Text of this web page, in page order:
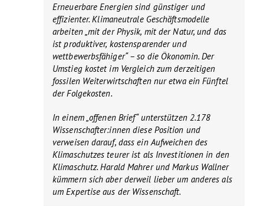
Erneuerbare Energien sind günstiger und
effizienter. Klimaneutrale Geschäftsmodelle
arbeiten „mit der Physik, mit der Natur, und das
ist produktiver, kostensparender und
wettbewerbsfähiger“ – so die Ökonomin. Der
Umstieg kostet im Vergleich zum derzeitigen
fossilen Weiterwirtschaften nur etwa ein Fünftel
der Folgekosten.
In einem „offenen Brief“ unterstützen 2.178
Wissenschafter:innen diese Position und
verweisen darauf, dass ein Aufweichen des
Klimaschutzes teurer ist als Investitionen in den
Klimaschutz. Harald Mahrer und Markus Wallner
kümmern sich aber derweil lieber um anderes als
um Expertise aus der Wissenschaft.